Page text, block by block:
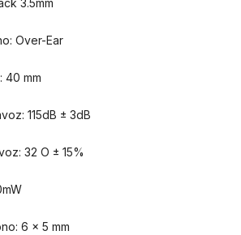
Over-Ear
40 mm
115dB ± 3dB
32 O ± 15%
6 x 5 mm